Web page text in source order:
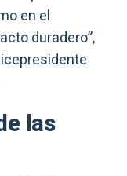
en el
duradero”,
las